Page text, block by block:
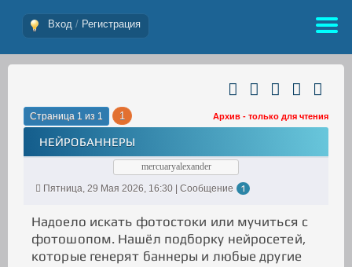
Вход / Регистрация
Страница 1 из 1 1 Архив - только для чтения
НЕЙРОБАННЕРЫ
mercuaryalexander
Пятница, 29 Мая 2026, 16:30 | Сообщение
1
Надоело искать фотостоки или мучиться с
фотошопом. Нашёл подборку нейросетей,
которые генерят баннеры и любые другие